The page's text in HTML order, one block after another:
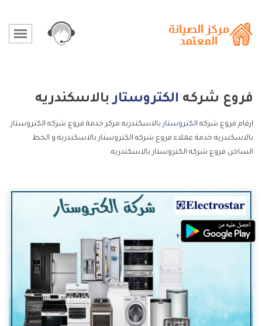
فروع شركه الكتروستاربالاسكندريه
ارقام فروع شركه الكتروستار بالاسكندريه مركز خدمة فروع شركه الكتروستار
بالاسكندريه خدمة عملاء فروع شركه الكتروستار بالاسكندريه و الخط
الساخن فروع شركه الكتروستار بالاسكندريه.